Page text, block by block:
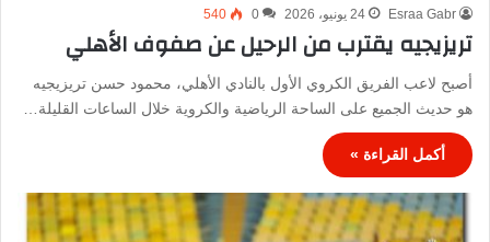
Esraa Gabr 24 يونيو، 2026 0
540
تريزيجيه يقترب من الرحيل عن صفوف الأهلي
أصبح لاعب الفريق الكروي الأول بالنادي الأهلي، محمود حسن تريزيجيه
هو حديث الجميع على الساحة الرياضية والكروية خلال الساعات القليلة…
أكمل القراءة »